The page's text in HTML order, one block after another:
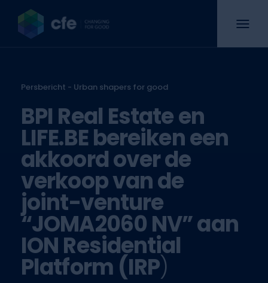
Persbericht - Urban shapers for good
BPI Real Estate en
LIFE.BE bereiken een
akkoord over de
verkoop van de
joint-venture
“JOMA2060 NV” aan
ION Residential
Platform (IRP)